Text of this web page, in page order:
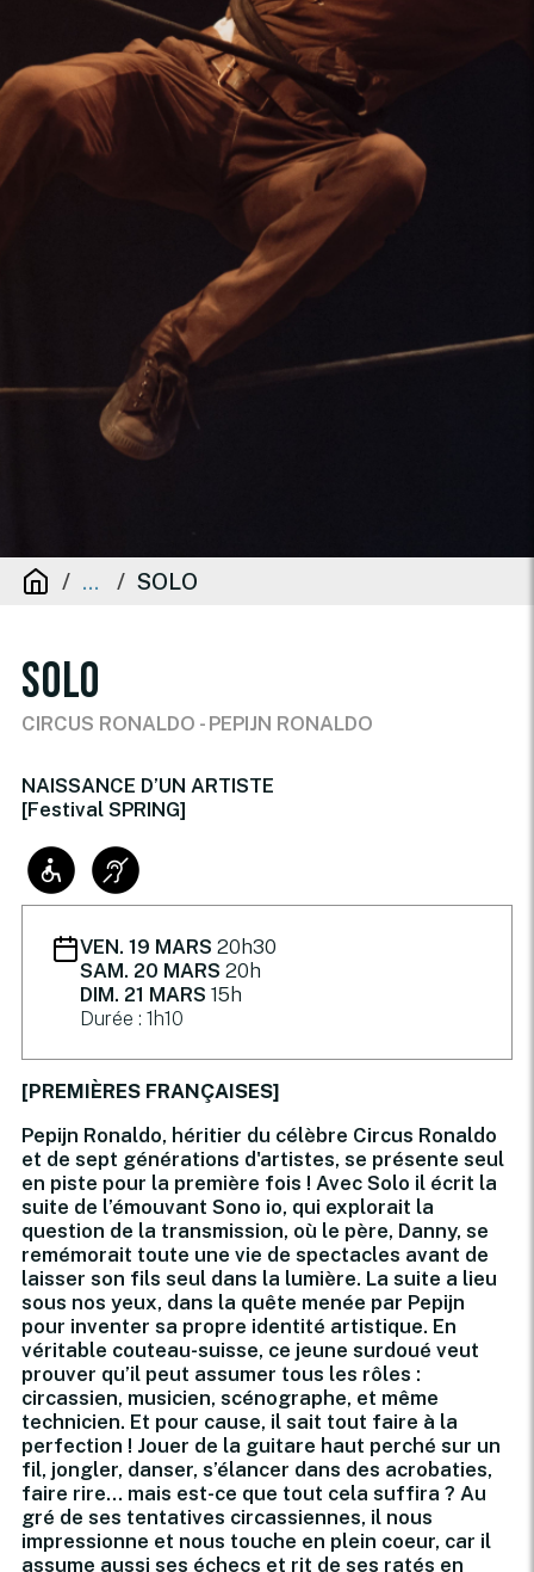
... SOLO
SOLO
CIRCUS RONALDO - PEPIJN RONALDO
NAISSANCE D’UN ARTISTE
[Festival SPRING]
VEN. 19 MARS 20h30
SAM. 20 MARS 20h
DIM. 21 MARS 15h
Durée : 1h10
[PREMIÈRES FRANÇAISES]
Pepijn Ronaldo, héritier du célèbre Circus Ronaldo
et de sept générations d'artistes, se présente seul
en piste pour la première fois ! Avec Solo il écrit la
suite de l’émouvant Sono io, qui explorait la
question de la transmission, où le père, Danny, se
remémorait toute une vie de spectacles avant de
laisser son fils seul dans la lumière. La suite a lieu
sous nos yeux, dans la quête menée par Pepijn
pour inventer sa propre identité artistique. En
véritable couteau-suisse, ce jeune surdoué veut
prouver qu’il peut assumer tous les rôles :
circassien, musicien, scénographe, et même
technicien. Et pour cause, il sait tout faire à la
perfection ! Jouer de la guitare haut perché sur un
fil, jongler, danser, s’élancer dans des acrobaties,
faire rire… mais est-ce que tout cela suffira ? Au
gré de ses tentatives circassiennes, il nous
impressionne et nous touche en plein coeur, car il
assume aussi ses échecs et rit de ses ratés en